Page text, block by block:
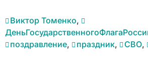
Виктор Томенко,
поздравление, праздник, СВО,